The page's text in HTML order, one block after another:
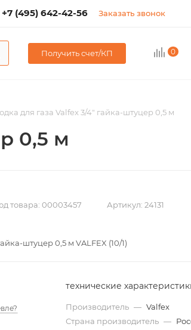
+7 (495) 642-42-56 Заказать звонок
Получить счет/КП 0
для газа Valfex 3/4" гайка-штуцер 0,5 м
0,5 м
товара: 00003457 Артикул: 24131
штуцер 0,5 м VALFEX (10/1)
технические
Производитель — Valfex
Страна производитель —